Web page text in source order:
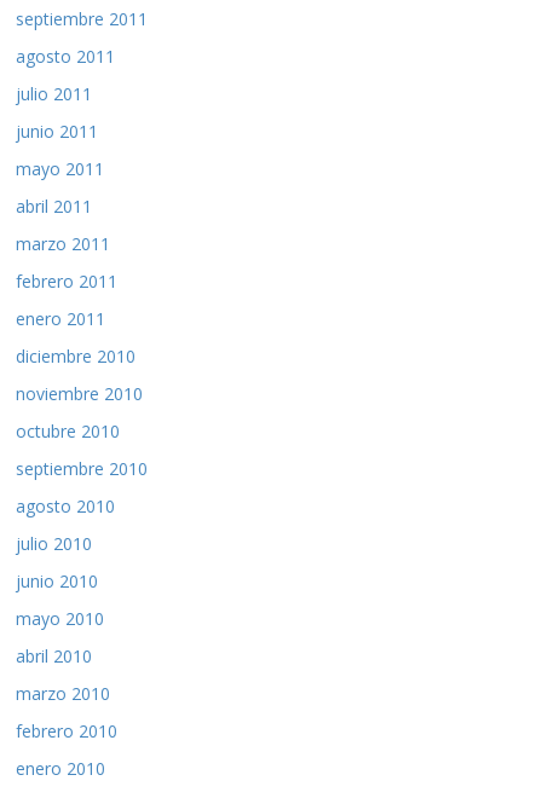
septiembre 2011
agosto 2011
julio 2011
junio 2011
mayo 2011
abril 2011
marzo 2011
febrero 2011
enero 2011
diciembre 2010
noviembre 2010
octubre 2010
septiembre 2010
agosto 2010
julio 2010
junio 2010
mayo 2010
abril 2010
marzo 2010
febrero 2010
enero 2010